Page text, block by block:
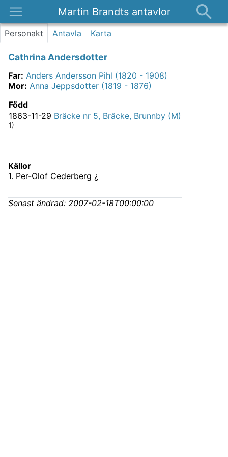
Martin Brandts antavlor
Platser
Kontakt
Personakt Antavla Karta
Cathrina Andersdotter
Far: Anders Andersson Pihl (1820 - 1908)
Mor: Anna Jeppsdotter (1819 - 1876)
Född
1863-11-29 Bräcke nr 5, Bräcke, Brunnby (M)
1)
Källor
1. Per-Olof Cederberg ¿
Senast ändrad: 2007-02-18T00:00:00